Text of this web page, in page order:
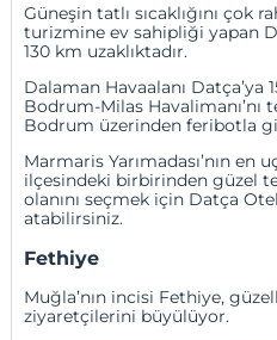
Güneşin tatlı sıcaklığını çok
turizmine ev sahipliği yapan
130 km uzaklıktadır.
Dalaman Havaalanı Datça’ya
Bodrum-Milas Havalimanı’nı
Bodrum üzerinden feribotla
Marmaris Yarımadası’nın en
ilçesindeki birbirinden güzel
olanını seçmek için Datça
atabilirsiniz.
Fethiye
Muğla’nın incisi Fethiye,
ziyaretçilerini büyülüyor.